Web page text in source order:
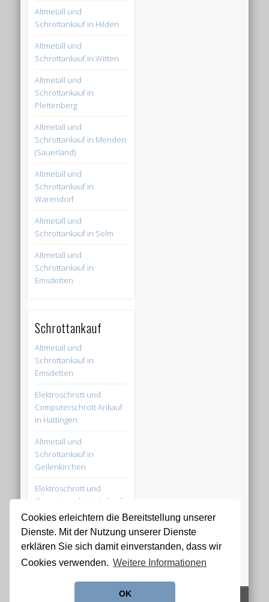
Cookies erleichtern die Bereitstellung unserer
Dienste. Mit der Nutzung unserer Dienste
erklären Sie sich damit einverstanden, dass wir
Cookies verwenden. Weitere Informationen
OK
Altmetall und
Schrottankauf in Hilden
Altmetall und
Schrottankauf in Witten
Altmetall und
Schrottankauf in
Plettenberg
Altmetall und
Schrottankauf in Menden
(Sauerland)
Altmetall und
Schrottankauf in
Warendorf
Altmetall und
Schrottankauf in Selm
Altmetall und
Schrottankauf in
Emsdetten
Schrottankauf
Altmetall und
Schrottankauf in
Emsdetten
Elektroschrott und
Computerschrott Ankauf
in Hattingen
Altmetall und
Schrottankauf in
Geilenkirchen
Elektroschrott und
Computerschrott Ankauf
in Bottrop
Altmetall und
Schrottankauf in
Salzkotten
© 2026 Schrottankauf Zentrale